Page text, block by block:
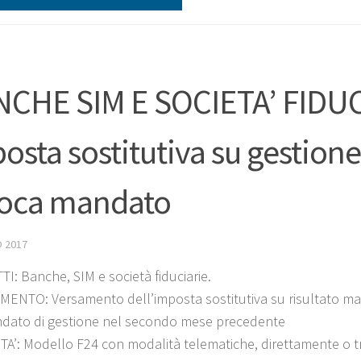
SIM E SOCIETA’
sostitutiva su
mandato
2017
Banche, SIM e società fiduciarie.
Versamento dell’imposta sostitutiva su risultato
di gestione nel secondo mese precedente
Modello F24 con modalità telematiche, direttamente o